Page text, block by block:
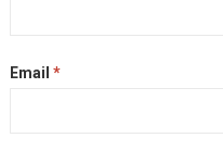
Email *